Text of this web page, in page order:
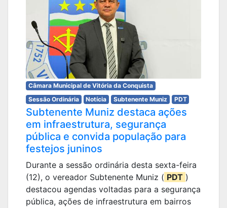
Câmara Municipal de Vitória da Conquista
Sessão Ordinária
Notícia Subtenente Muniz PDT
Subtenente Muniz destaca ações
em infraestrutura, segurança
pública e convida população para
festejos juninos
Durante a sessão ordinária desta sexta-feira
(12), o vereador Subtenente Muniz ( PDT )
destacou agendas voltadas para a segurança
pública, ações de infraestrutura em bairros